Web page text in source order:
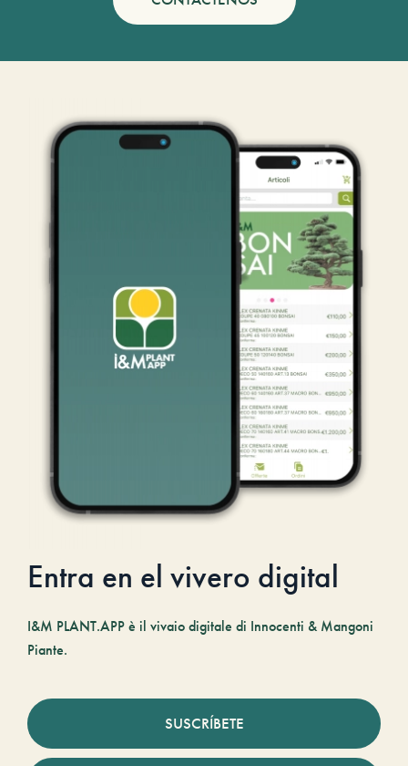
Entra en el vivero digital
I&M PLANT.APP è il vivaio digitale di Innocenti & Mangoni
Piante.
SUSCRÍBETE